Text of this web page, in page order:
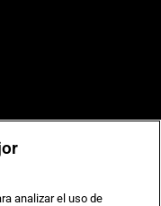
analizar el uso de